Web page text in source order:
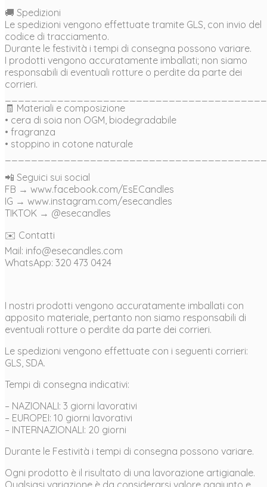
🚚 Spedizioni
Le spedizioni vengono effettuate tramite GLS, con invio del
codice di tracciamento.
Durante le festività i tempi di consegna possono variare.
I prodotti vengono accuratamente imballati; non siamo
responsabili di eventuali rotture o perdite da parte dei
corrieri.
🧾 Materiali e composizione
• cera di soia non OGM, biodegradabile
• fragranza
• stoppino in cotone naturale
📲 Seguici sui social
FB → www.facebook.com/EsECandles
IG → www.instagram.com/esecandles
TIKTOK → @esecandles
✉️ Contatti
Mail: info@esecandles.com
WhatsApp: 320 473 0424
I nostri prodotti vengono accuratamente imballati con
apposito materiale, pertanto non siamo responsabili di
eventuali rotture o perdite da parte dei corrieri.
Le spedizioni vengono effettuate con i seguenti corrieri:
GLS, SDA.
Tempi di consegna indicativi:
– NAZIONALI: 3 giorni lavorativi
– EUROPEI: 10 giorni lavorativi
– INTERNAZIONALI: 20 giorni
Durante le Festività i tempi di consegna possono variare.
Ogni prodotto è il risultato di una lavorazione artigianale.
Qualsiasi variazione è da considerarsi valore aggiunto e